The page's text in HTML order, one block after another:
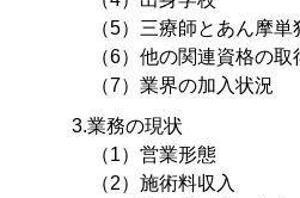
（5）三療師とあん摩
（6）他の関連資格の取
（7）業界の加入状況
3.業務の現状
（1）営業形態
（2）施術料収入